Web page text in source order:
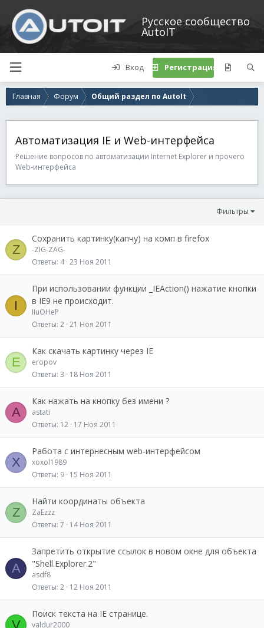
Русское сообщество
AutoIT
Вход Регистрация
Главная Форум Общий раздел по AutoIt
Автоматизация IE и Web-интерфейса
Решение вопросов по автоматизации Internet Explorer и прочего
Web-интерфейса
Фильтры
Z
Cохранить картинку(капчу) на комп в firefox
-ZIG-ZAG-
Ответы 4 23 Ноя 2011
I
При использовании функции _IEAction() нажатие кнопки
в IE9 не происходит.
IIuOHeP
Ответы 2 21 Ноя 2011
E
Как скачать картинку через IE
eropov
Ответы 3 18 Ноя 2011
A
Как нажать на кнопку без имени ?
astati
Ответы 12 17 Ноя 2011
X
Работа с интернесным web-интерфейсом
xoxol1989
Ответы 9 15 Ноя 2011
Z
Найти координаты объекта
ZaEzzz
Ответы 7 14 Ноя 2011
A
Запретить открытие ссылок в новом окне для объекта
"Shell.Explorer.2"
asdf8
Ответы 2 12 Ноя 2011
V
Поиск текста на IE странице.
valdur2000